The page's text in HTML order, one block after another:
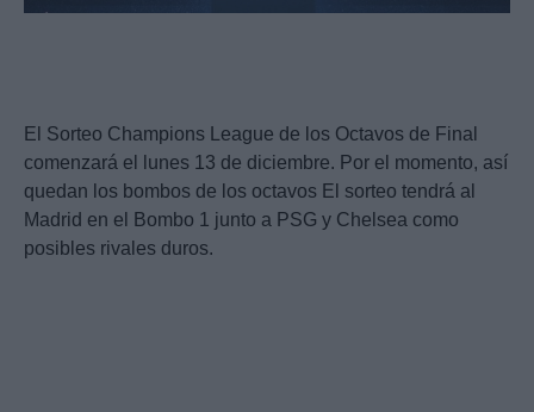
El Sorteo Champions League de los Octavos de Final
comenzará el lunes 13 de diciembre. Por el momento, así
quedan los bombos de los octavos El sorteo tendrá al
Madrid en el Bombo 1 junto a PSG y Chelsea como
posibles rivales duros.